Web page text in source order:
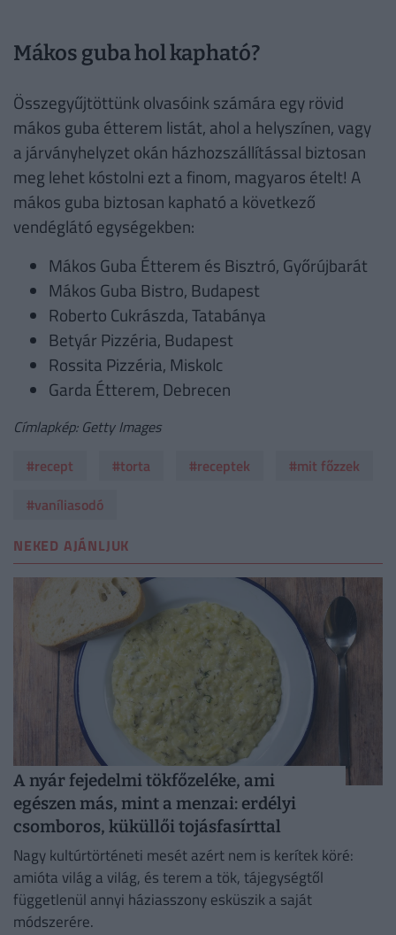
Mákos guba hol kapható?
Összegyűjtöttünk olvasóink számára egy rövid
mákos guba étterem listát, ahol a helyszínen, vagy
a járványhelyzet okán házhozszállítással biztosan
meg lehet kóstolni ezt a finom, magyaros ételt! A
mákos guba biztosan kapható a következő
vendéglátó egységekben:
Mákos Guba Étterem és Bisztró, Győrújbarát
Mákos Guba Bistro, Budapest
Roberto Cukrászda, Tatabánya
Betyár Pizzéria, Budapest
Rossita Pizzéria, Miskolc
Garda Étterem, Debrecen
Címlapkép: Getty Images
#recept
#torta #receptek
#mit főzzek
#vaníliasodó
NEKED AJÁNLJUK
A nyár fejedelmi tökfőzeléke, ami
egészen más, mint a menzai: erdélyi
csomboros, küküllői tojásfasírttal
Nagy kultúrtörténeti mesét azért nem is kerítek köré:
amióta világ a világ, és terem a tök, tájegységtől
függetlenül annyi háziasszony esküszik a saját
módszerére.